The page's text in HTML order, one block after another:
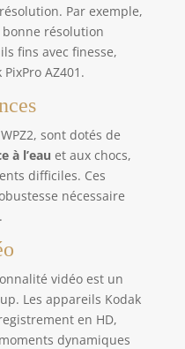
Par exemple,
bonne résolution
fins avec finesse,
AZ401.
sont dotés de
à l’eau et aux chocs,
difficiles. Ces
nécessaire
vidéo est un
Les appareils Kodak
en HD,
dynamiques